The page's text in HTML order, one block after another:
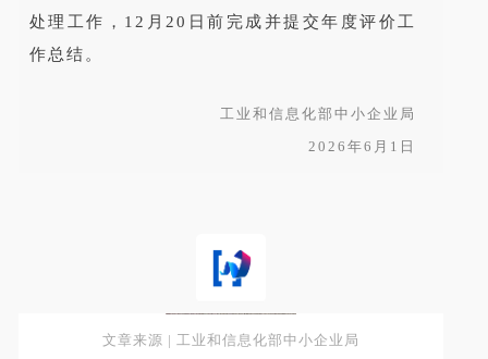
处理工作，12月20日前完成并提交年度评价工
作总结。
工业和信息化部中小企业局
2026年6月1日
文章来源 | 工业和信息化部中小企业局